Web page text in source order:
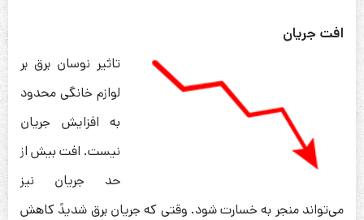
افت جریان
تاثیر نوسان برق بر
لوازم خانگی محدود
به افزایش جریان
نیست. افت بیش از
حد جریان نیز
می‌تواند منجر به خسارت شود. وقتی که جریان برق شدیدً کاهش